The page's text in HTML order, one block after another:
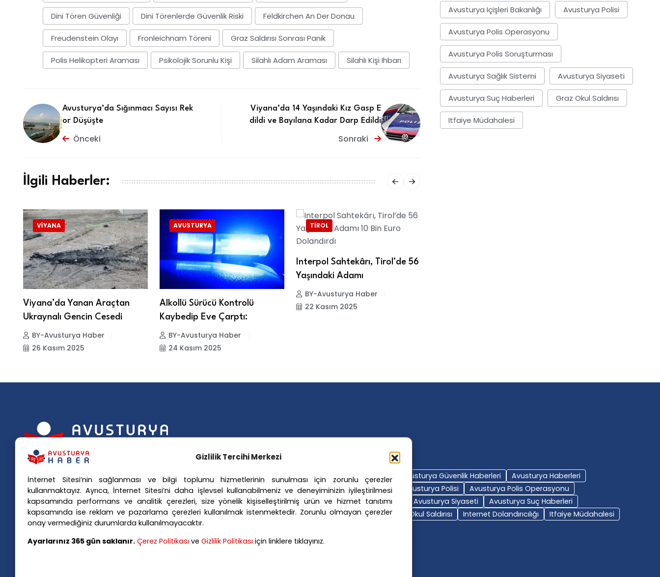
Gizlilik Tercihi Merkezi
İnternet Sitesi’nin sağlanması ve bilgi toplumu hizmetlerinin sunulması için zorunlu çerezler
kullanmaktayız. Ayrıca, İnternet Sitesi’ni daha işlevsel kullanabilmeniz ve deneyiminizin iyileştirilmesi
kapsamında performans ve analitik çerezleri, size yönelik kişiselleştirilmiş ürün ve hizmet tanıtımı
kapsamında ise reklam ve pazarlama çerezleri kullanılmak istenmektedir. Zorunlu olmayan çerezler
onay vermediğiniz durumlarda kullanılmayacaktır.
Ayarlarınız 365 gün saklanır. Çerez Politikası ve Gizlilik Politikası için linklere tıklayınız.
Dini Tören Güvenliği Dini Törenlerde Güvenlik Riski Feldkirchen An Der Donau
Freudenstein Olayı Fronleichnam Töreni Graz Saldırısı Sonrası Panik
Polis Helikopteri Araması Psikolojik Sorunlu Kişi Silahlı Adam Araması Silahlı Kişi Ihbarı
Avusturya’da Sığınmacı Sayısı Rek
or Düşüşte
Önceki
Viyana’da 14 Yaşındaki Kız Gasp E
dildi ve Bayılana Kadar Darp Edildi
Sonraki
İlgili Haberler:
VIYANA
Viyana’da Yanan Araçtan
Ukraynalı Gencin Cesedi
BY-Avusturya Haber
26 Kasım 2025
AVUSTURYA
Alkollü Sürücü Kontrolü
Kaybedip Eve Çarptı:
BY-Avusturya Haber
24 Kasım 2025
TIROL
Interpol Sahtekârı, Tirol’de 56
Yaşındaki Adamı
BY-Avusturya Haber
22 Kasım 2025
Avusturya Içişleri Bakanlığı Avusturya Polisi
Avusturya Polis Operasyonu
Avusturya Polis Soruşturması
Avusturya Sağlık Sistemi Avusturya Siyaseti
Avusturya Suç Haberleri Graz Okul Saldırısı
Itfaiye Müdahalesi
Avusturya basınındaki haberleri
anında Türkçe'ye çevirerek,
Avusturya'da yaşayan Türklerin ülke
gündemini ana dillerinde takip
etmelerini sağlıyoruz.
Avusturya Adalet Sistemi Avusturya Eğitim Sistemi Avusturya Güvenlik Haberleri
Avusturya Haberleri
Avusturya Hava Durumu
Avusturya Içişleri Bakanlığı Avusturya Polisi
Avusturya Polis Operasyonu
Avusturya Polis Soruşturması
Avusturya Sağlık Sistemi Avusturya Siyaseti
Avusturya Suç Haberleri
Avusturya Trafik Haberleri
Donald Trump FPÖ Graz Okul Saldırısı Internet Dolandırıcılığı
Itfaiye Müdahalesi